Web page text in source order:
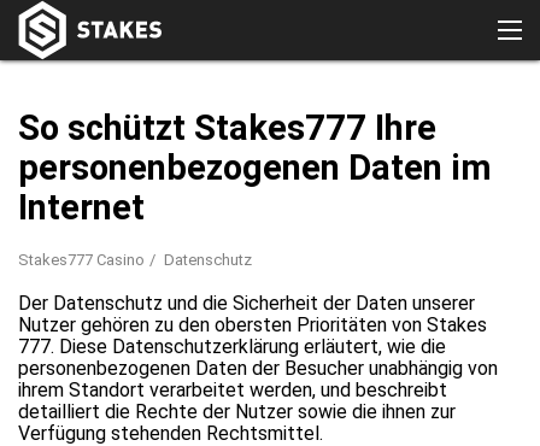
So schützt Stakes777 Ihre
personenbezogenen Daten im
Internet
Stakes777 Casino Datenschutz
Der Datenschutz und die Sicherheit der Daten unserer
Nutzer gehören zu den obersten Prioritäten von Stakes
777. Diese Datenschutzerklärung erläutert, wie die
personenbezogenen Daten der Besucher unabhängig von
ihrem Standort verarbeitet werden, und beschreibt
detailliert die Rechte der Nutzer sowie die ihnen zur
Verfügung stehenden Rechtsmittel.